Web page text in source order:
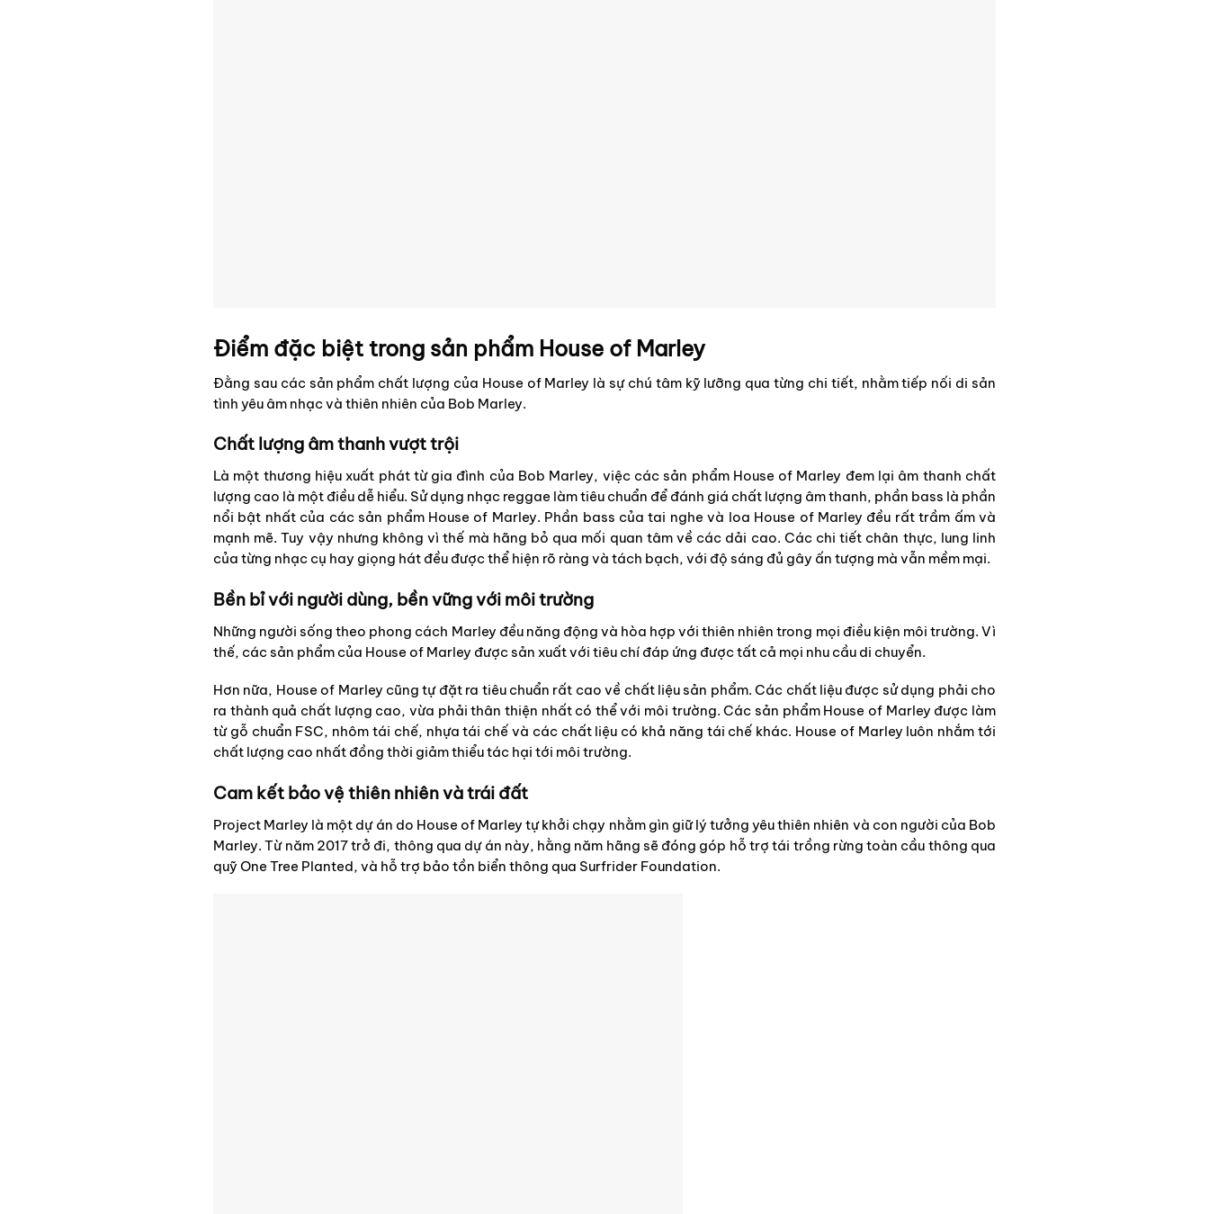
Điểm đặc biệt trong sản phẩm House of Marley
Đằng sau các sản phẩm chất lượng của House of Marley là sự chú tâm kỹ lưỡng qua từng chi tiết, nhằm tiếp nối di sản
tình yêu âm nhạc và thiên nhiên của Bob Marley.
Chất lượng âm thanh vượt trội
Là một thương hiệu xuất phát từ gia đình của Bob Marley, việc các sản phẩm House of Marley đem lại âm thanh chất
lượng cao là một điều dễ hiểu. Sử dụng nhạc reggae làm tiêu chuẩn để đánh giá chất lượng âm thanh, phần bass là phần
nổi bật nhất của các sản phẩm House of Marley. Phần bass của tai nghe và loa House of Marley đều rất trầm ấm và
mạnh mẽ. Tuy vậy nhưng không vì thế mà hãng bỏ qua mối quan tâm về các dải cao. Các chi tiết chân thực, lung linh
của từng nhạc cụ hay giọng hát đều được thể hiện rõ ràng và tách bạch, với độ sáng đủ gây ấn tượng mà vẫn mềm mại.
Bền bỉ với người dùng, bền vững với môi trường
Những người sống theo phong cách Marley đều năng động và hòa hợp với thiên nhiên trong mọi điều kiện môi trường. Vì
thế, các sản phẩm của House of Marley được sản xuất với tiêu chí đáp ứng được tất cả mọi nhu cầu di chuyển.
Hơn nữa, House of Marley cũng tự đặt ra tiêu chuẩn rất cao về chất liệu sản phẩm. Các chất liệu được sử dụng phải cho
ra thành quả chất lượng cao, vừa phải thân thiện nhất có thể với môi trường. Các sản phẩm House of Marley được làm
từ gỗ chuẩn FSC, nhôm tái chế, nhựa tái chế và các chất liệu có khả năng tái chế khác. House of Marley luôn nhắm tới
chất lượng cao nhất đồng thời giảm thiểu tác hại tới môi trường.
Cam kết bảo vệ thiên nhiên và trái đất
Project Marley là một dự án do House of Marley tự khởi chạy nhằm gìn giữ lý tưởng yêu thiên nhiên và con người của Bob
Marley. Từ năm 2017 trở đi, thông qua dự án này, hằng năm hãng sẽ đóng góp hỗ trợ tái trồng rừng toàn cầu thông qua
quỹ One Tree Planted, và hỗ trợ bảo tồn biển thông qua Surfrider Foundation.